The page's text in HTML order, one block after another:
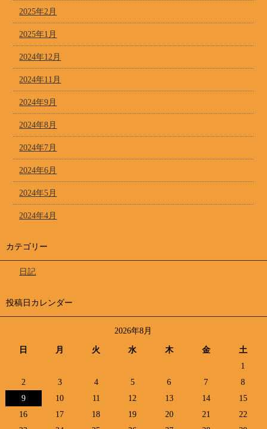
2025年2月
2025年1月
2024年12月
2024年11月
2024年9月
2024年8月
2024年7月
2024年6月
2024年5月
2024年4月
カテゴリー
日記
投稿日カレンダー
2026年8月
日 月 火 水 木 金
土
1
2
3 4 5 6 7
8
9
10 11 12 13 14
15
16
17 18 19 20 21
22